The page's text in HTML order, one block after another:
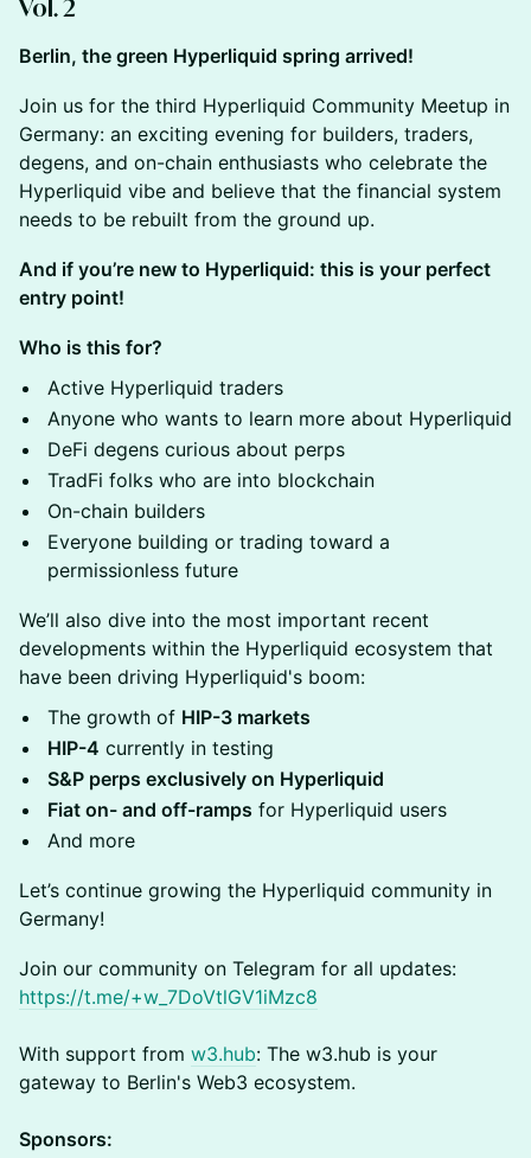
Vol. 2
Berlin, the green Hyperliquid spring arrived!
Join us for the third Hyperliquid Community Meetup in
Germany: an exciting evening for builders, traders,
degens, and on-chain enthusiasts who celebrate the
Hyperliquid vibe and believe that the financial system
needs to be rebuilt from the ground up.
And if you’re new to Hyperliquid: this is your perfect
entry point!
Who is this for?
Active Hyperliquid traders
Anyone who wants to learn more about Hyperliquid
DeFi degens curious about perps
TradFi folks who are into blockchain
On-chain builders
Everyone building or trading toward a
permissionless future
We’ll also dive into the most important recent
developments within the Hyperliquid ecosystem that
have been driving Hyperliquid's boom:
The growth of HIP-3 markets
HIP-4 currently in testing
S&P perps exclusively on Hyperliquid
Fiat on- and off-ramps for Hyperliquid users
And more
Let’s continue growing the Hyperliquid community in
Germany!
Join our community on Telegram for all updates:
https://t.me/+w_7DoVtlGV1iMzc8
With support from w3.hub: The w3.hub is your
gateway to Berlin's Web3 ecosystem.
Sponsors: